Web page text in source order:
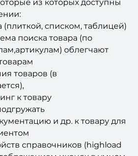
(плиткой, списком, таблицей)
поиска товара (по
облегчают
товаров (в
к товару
и др. к товару для
справочников (highload
иконок в умном